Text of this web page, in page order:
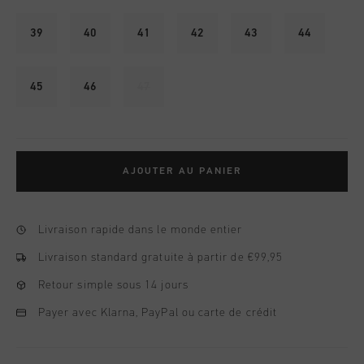
39 40 41 42 43 44
45 46
AJOUTER AU PANIER
Livraison rapide dans le monde entier
Livraison standard gratuite à partir de €99,95
Retour simple sous 14 jours
Payer avec Klarna, PayPal ou carte de crédit